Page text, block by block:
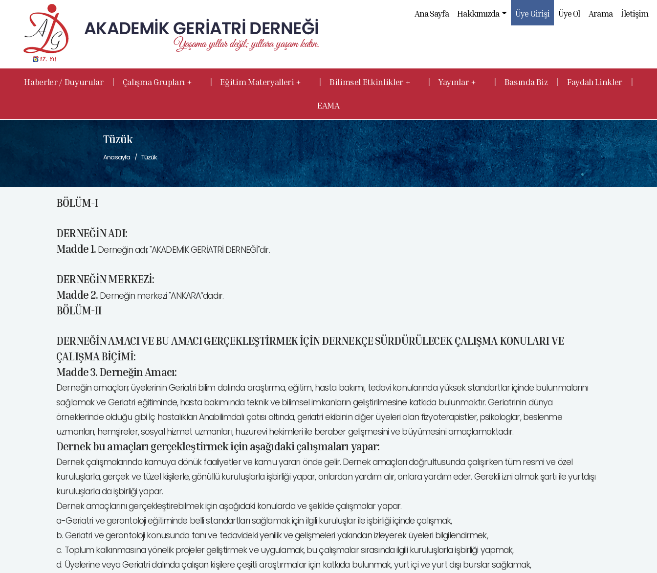
Ana Sayfa Hakkımızda Üye Girişi Üye Ol Arama İletişim
Haberler / Duyurular | Çalışma Grupları + | Eğitim Materyalleri + | Bilimsel Etkinlikler + | Yayınlar + | Basında Biz | Faydalı Linkler |
EAMA
Tüzük
Anasayfa Tüzük
BÖLÜM-I
DERNEĞİN ADI:
Madde 1. Derneğin adı; "AKADEMİK GERİATRİ DERNEĞİ"dir.
DERNEĞİN MERKEZİ:
Madde 2. Derneğin merkezi "ANKARA”dadır.
BÖLÜM-II
DERNEĞİN AMACI VE BU AMACI GERÇEKLEŞTİRMEK İÇİN DERNEKÇE SÜRDÜRÜLECEK ÇALIŞMA KONULARI VE
ÇALIŞMA BİÇİMİ:
Madde 3. Derneğin Amacı:
Derneğin amaçları; üyelerinin Geriatri bilim dalında araştırma, eğitim, hasta bakımı, tedavi konularında yüksek standartlar içinde bulunmalarını
sağlamak ve Geriatri eğitiminde, hasta bakımında teknik ve bilimsel imkanların geliştirilmesine katkıda bulunmaktır. Geriatrinin dünya
örneklerinde olduğu gibi İç hastalıkları Anabilimdalı çatısı altında, geriatri ekibinin diğer üyeleri olan fizyoterapistler, psikologlar, beslenme
uzmanları, hemşireler, sosyal hizmet uzmanları, huzurevi hekimleri ile beraber gelişmesini ve büyümesini amaçlamaktadır.
Dernek bu amaçları gerçekleştirmek için aşağıdaki çalışmaları yapar:
Dernek çalışmalarında kamuya dönük faaliyetler ve kamu yararı önde gelir. Dernek amaçları doğrultusunda çalışırken tüm resmi ve özel
kuruluşlarla, gerçek ve tüzel kişilerle, gönüllü kuruluşlarla işbirliği yapar, onlardan yardım alır, onlara yardım eder. Gerekli izni almak şartı ile yurtdışı
kuruluşlarla da işbirliği yapar.
Dernek amaçlarını gerçekleştirebilmek için aşağıdaki konularda ve şekilde çalışmalar yapar.
a-Geriatri ve gerontoloji eğitiminde belli standartları sağlamak için ilgili kuruluşlar ile işbirliği içinde çalışmak,
b. Geriatri ve gerontoloji konusunda tanı ve tedavideki yenilik ve gelişmeleri yakından izleyerek üyeleri bilgilendirmek,
c. Toplum kalkınmasına yönelik projeler geliştirmek ve uygulamak, bu çalışmalar sırasında ilgili kuruluşlarla işbirliği yapmak,
d. Üyelerine veya Geriatri dalında çalışan kişilere çeşitli araştırmalar için katkıda bulunmak, yurt içi ve yurt dışı burslar sağlamak,